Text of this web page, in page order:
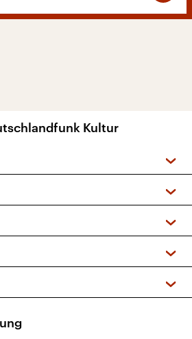
Kultur
Podcasts
Kinderprogramm
+ DAB+)